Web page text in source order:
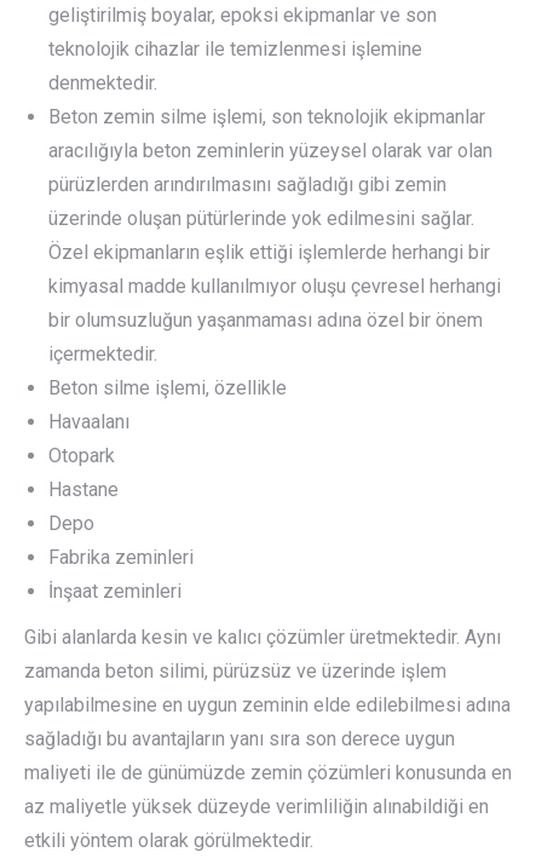
geliştirilmiş boyalar, epoksi ekipmanlar ve son
teknolojik cihazlar ile temizlenmesi işlemine
denmektedir.
Beton zemin silme işlemi, son teknolojik ekipmanlar
aracılığıyla beton zeminlerin yüzeysel olarak var olan
pürüzlerden arındırılmasını sağladığı gibi zemin
üzerinde oluşan pütürlerinde yok edilmesini sağlar.
Özel ekipmanların eşlik ettiği işlemlerde herhangi bir
kimyasal madde kullanılmıyor oluşu çevresel herhangi
bir olumsuzluğun yaşanmaması adına özel bir önem
içermektedir.
Beton silme işlemi, özellikle
Havaalanı
Otopark
Hastane
Depo
Fabrika zeminleri
İnşaat zeminleri
Gibi alanlarda kesin ve kalıcı çözümler üretmektedir. Aynı
zamanda beton silimi, pürüzsüz ve üzerinde işlem
yapılabilmesine en uygun zeminin elde edilebilmesi adına
sağladığı bu avantajların yanı sıra son derece uygun
maliyeti ile de günümüzde zemin çözümleri konusunda en
az maliyetle yüksek düzeyde verimliliğin alınabildiği en
etkili yöntem olarak görülmektedir.